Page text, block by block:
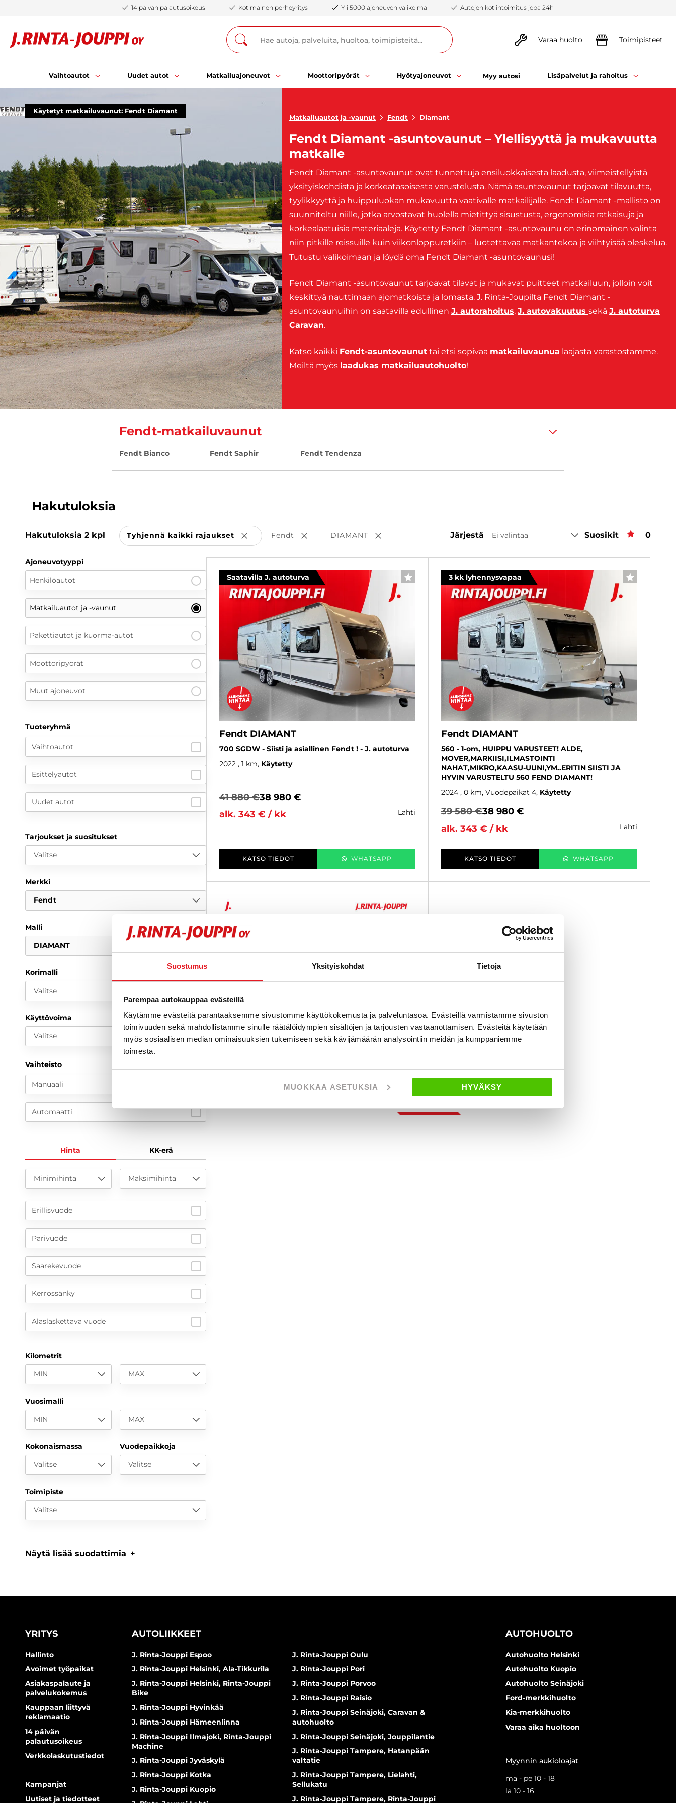
Suostumus Yksityiskohdat Tietoja
Parempaa autokauppaa evästeillä
Käytämme evästeitä parantaaksemme sivustomme käyttökokemusta ja palveluntasoa. Evästeillä varmistamme sivuston
toimivuuden sekä mahdollistamme sinulle räätälöidympien sisältöjen ja tarjousten vastaanottamisen. Evästeitä käytetään
myös sosiaalisen median ominaisuuksien tukemiseen sekä kävijämäärän analysointiin meidän ja kumppaniemme
toimesta.
MUOKKAA ASETUKSIA HYVÄKSY
14 päivän palautusoikeus Kotimainen perheyritys Yli 5000 ajoneuvon valikoima Autojen kotiintoimitus jopa 24h
Varaa huolto Toimipisteet
Vaihtoautot Uudet autot Matkailuajoneuvot Moottoripyörät Hyötyajoneuvot Myy autosi Lisäpalvelut ja rahoitus
Käytetyt matkailuvaunut: Fendt Diamant
Matkailuautot ja -vaunut
Fendt Diamant
Fendt Diamant -asuntovaunut – Ylellisyyttä ja mukavuutta
matkalle
Fendt Diamant -asuntovaunut ovat tunnettuja ensiluokkaisesta laadusta, viimeistellyistä
yksityiskohdista ja korkeatasoisesta varustelusta. Nämä asuntovaunut tarjoavat tilavuutta,
tyylikkyyttä ja huippuluokan mukavuutta vaativalle matkailijalle. Fendt Diamant -mallisto on
suunniteltu niille, jotka arvostavat huolella mietittyä sisustusta, ergonomisia ratkaisuja ja
korkealaatuisia materiaaleja. Käytetty Fendt Diamant -asuntovaunu on erinomainen valinta
niin pitkille reissuille kuin viikonloppuretkiin – luotettavaa matkantekoa ja viihtyisää oleskelua.
Tutustu valikoimaan ja löydä oma Fendt Diamant -asuntovaunusi!
Fendt Diamant -asuntovaunut tarjoavat tilavat ja mukavat puitteet matkailuun, jolloin voit
keskittyä nauttimaan ajomatkoista ja lomasta. J. Rinta-Joupilta Fendt Diamant -
asuntovaunuihin on saatavilla edullinen J. autorahoitus, J. autovakuutus sekä J. autoturva
Caravan.
Katso kaikki Fendt-asuntovaunut tai etsi sopivaa matkailuvaunua laajasta varastostamme.
Meiltä myös laadukas matkailuautohuolto!
Fendt-matkailuvaunut
Fendt Bianco Fendt Saphir Fendt Tendenza
Hakutuloksia
Hakutuloksia 2 kpl Tyhjennä kaikki rajaukset Poista valinta
Fendt Poista valinta
DIAMANT Poista valinta Järjestä Ei valintaa Suosikit 0
Ajoneuvotyyppi
Henkilöautot
Matkailuautot ja -vaunut
Pakettiautot ja kuorma-autot
Moottoripyörät
Muut ajoneuvot
Tuoteryhmä
Vaihtoautot
Esittelyautot
Uudet autot
Tarjoukset ja suositukset
Valitse
Merkki
Fendt
Malli
DIAMANT
Korimalli
Valitse
Käyttövoima
Valitse
Vaihteisto
Manuaali
Automaatti
Hinta KK-erä
Minimihinta Maksimihinta
Erillisvuode
Parivuode
Saarekevuode
Kerrossänky
Alaslaskettava vuode
Kilometrit
MIN MAX
Vuosimalli
MIN MAX
Kokonaismassa
Valitse
Vuodepaikkoja
Valitse
Toimipiste
Valitse
Näytä lisää suodattimia
Saatavilla J. autoturva SUOSIKKI
Fendt DIAMANT
700 SGDW - Siisti ja asiallinen Fendt ! - J. autoturva
2022 , 1 km Käytetty
41 880 €38 980 €
alk. 343 € / kk
lahti
KATSO TIEDOT WHATSAPP
3 kk lyhennysvapaa SUOSIKKI
Fendt DIAMANT
560 - 1-om, HUIPPU VARUSTEET! ALDE,
MOVER,MARKIISI,ILMASTOINTI
NAHAT,MIKRO,KAASU-UUNI,YM..ERITIN SIISTI JA
HYVIN VARUSTELTU 560 FEND DIAMANT!
2024 , 0 km, Vuodepaikat 4 Käytetty
39 580 €38 980 €
alk. 343 € / kk
lahti
KATSO TIEDOT WHATSAPP
Pyydä ilmainen ostotarjous!
YRITYS
Hallinto
Avoimet työpaikat
Asiakaspalaute ja
palvelukokemus
Kauppaan liittyvä
reklamaatio
14 päivän
palautusoikeus
Verkkolaskutustiedot
Kampanjat
Uutiset ja tiedotteet
AUTOLIIKKEET
J. Rinta-Jouppi Espoo
J. Rinta-Jouppi Helsinki, Ala-Tikkurila
J. Rinta-Jouppi Helsinki, Rinta-Jouppi
Bike
J. Rinta-Jouppi Hyvinkää
J. Rinta-Jouppi Hämeenlinna
J. Rinta-Jouppi Ilmajoki, Rinta-Jouppi
Machine
J. Rinta-Jouppi Jyväskylä
J. Rinta-Jouppi Kotka
J. Rinta-Jouppi Kuopio
J. Rinta-Jouppi Oulu
J. Rinta-Jouppi Pori
J. Rinta-Jouppi Porvoo
J. Rinta-Jouppi Raisio
J. Rinta-Jouppi Seinäjoki, Caravan &
autohuolto
J. Rinta-Jouppi Seinäjoki, Jouppilantie
J. Rinta-Jouppi Tampere, Hatanpään
valtatie
J. Rinta-Jouppi Tampere, Lielahti,
Sellukatu
J. Rinta-Jouppi Tampere, Rinta-Jouppi
AUTOHUOLTO
Autohuolto Helsinki
Autohuolto Kuopio
Autohuolto Seinäjoki
Ford-merkkihuolto
Kia-merkkihuolto
Varaa aika huoltoon
Myynnin aukioloajat
ma - pe 10 - 18
la 10 - 16